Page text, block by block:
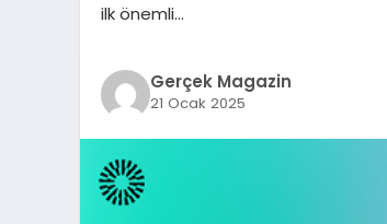
ilk önemli…
Gerçek Magazin
21 Ocak 2025